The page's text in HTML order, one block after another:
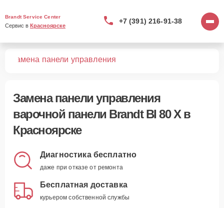
Brandt Service Center
Сервис в Красноярске
+7 (391) 216-91-38
Замена панели управления
Замена панели управления
варочной панели Brandt BI 80 X в
Красноярске
Диагностика бесплатно
даже при отказе от ремонта
Бесплатная доставка
курьером собственной службы